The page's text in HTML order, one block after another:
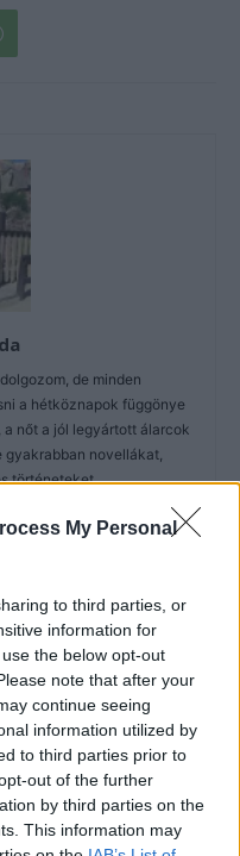
My Personal
to third parties, or
information for
the below opt-out
note that after your
continue seeing
information utilized by
to third parties prior to
out of the further
by third parties on the
This information may
de minden
a hétköznapok függönye
a nőt a jól legyártott álarcok
gyakrabban novellákat,
történeteket.